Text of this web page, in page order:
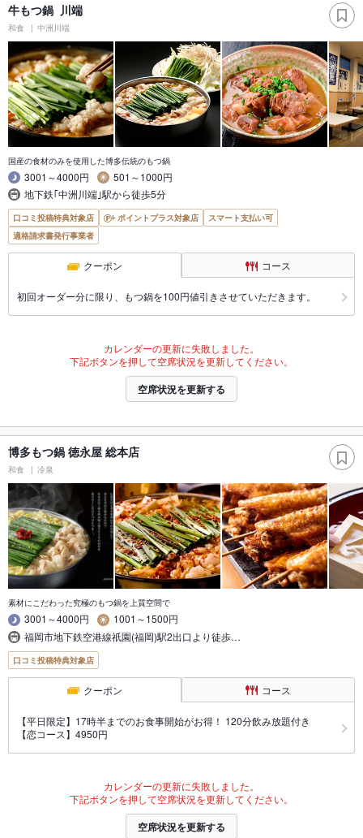
牛もつ鍋 川端
和食 中洲川端
国産の食材のみを使用した博多伝統のもつ鍋
3001～4000円
501～1000円
地下鉄｢中洲川端｣駅から徒歩5分
口コミ投稿特典対象店 ポイントプラス対象店
スマート支払い可
適格請求書発行事業者
クーポン コース
初回オーダー分に限り、もつ鍋を100円値引きさせていただきます。
カレンダーの更新に失敗しました。
下記ボタンを押して空席状況を更新してください。
空席状況を更新する
博多もつ鍋 徳永屋 総本店
和食 冷泉
素材にこだわった究極のもつ鍋を上質空間で
3001～4000円
1001～1500円
福岡市地下鉄空港線祇園(福岡)駅2出口より徒歩…
口コミ投稿特典対象店
クーポン コース
【平日限定】17時半までのお食事開始がお得！ 120分飲み放題付き
【恋コース】4950円
カレンダーの更新に失敗しました。
下記ボタンを押して空席状況を更新してください。
空席状況を更新する